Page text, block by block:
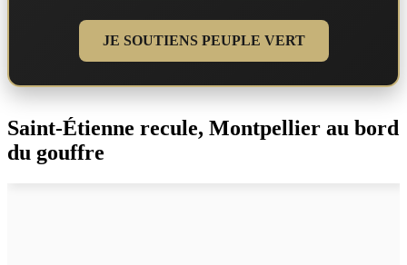
JE SOUTIENS PEUPLE VERT
Saint-Étienne recule, Montpellier au bord
du gouffre